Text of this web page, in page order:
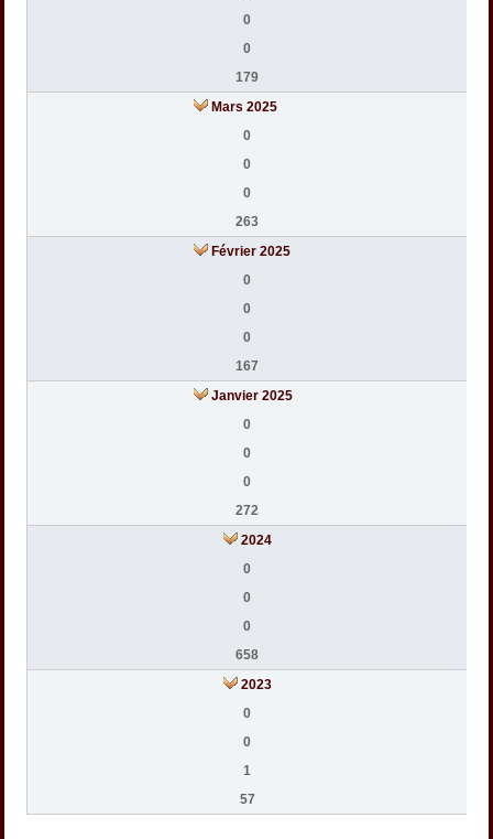
0
0
179
Mars 2025
0
0
0
263
Février 2025
0
0
0
167
Janvier 2025
0
0
0
272
2024
0
0
0
658
2023
0
0
1
57